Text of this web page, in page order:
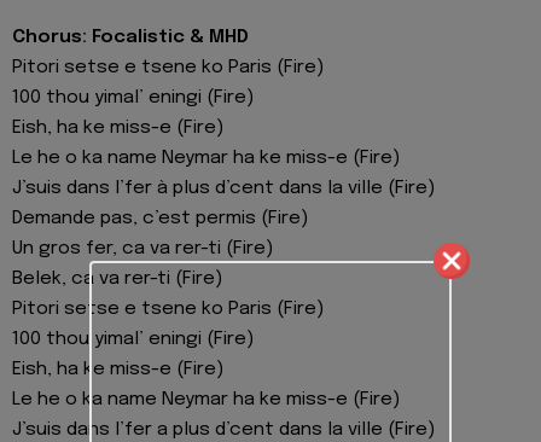
Chorus: Focalistic & MHD
Pitori setse e tsene ko Paris (Fire)
100 thou yimal’ eningi (Fire)
Eish, ha ke miss-e (Fire)
Le he o ka name Neymar ha ke miss-e (Fire)
J’suis dans l’fer à plus d’cent dans la ville (Fire)
Demande pas, c’est permis (Fire)
Un gros fer, ca va rer-ti (Fire)
Belek, ca va rer-ti (Fire)
Pitori setse e tsene ko Paris (Fire)
100 thou yimal’ eningi (Fire)
Eish, ha ke miss-e (Fire)
Le he o ka name Neymar ha ke miss-e (Fire)
J’suis dans l’fer a plus d’cent dans la ville (Fire)